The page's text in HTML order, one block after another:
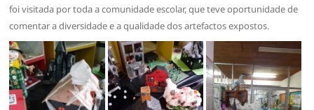
foi visitada por toda a comunidade escolar, que teve oportunidade de
comentar a diversidade e a qualidade dos artefactos expostos.